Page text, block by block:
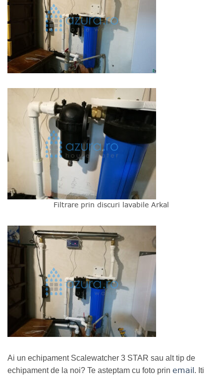
Filtrare prin discuri lavabile Arkal
Ai un echipament Scalewatcher 3 STAR sau alt tip de
echipament de la noi? Te asteptam cu foto prin email. Iti